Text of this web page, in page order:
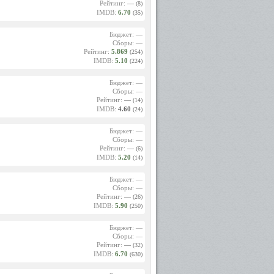
свои
Ли
в
в
у
в
Она
Она
Рейтинг: — (8)
IMDB: 6.70 (35)
Бюджет: —
Сборы: —
Рейтинг: 5.869 (254)
IMDB: 5.10 (224)
Бюджет: —
Сборы: —
Рейтинг: — (14)
IMDB: 4.60 (24)
Бюджет: —
Сборы: —
Рейтинг: — (6)
IMDB: 5.20 (14)
Бюджет: —
Сборы: —
Рейтинг: — (26)
IMDB: 5.90 (250)
Бюджет: —
Сборы: —
Рейтинг: — (32)
IMDB: 6.70 (630)